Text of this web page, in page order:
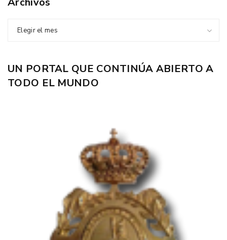
Elegir el mes
UN PORTAL QUE CONTINÚA ABIERTO A
TODO EL MUNDO